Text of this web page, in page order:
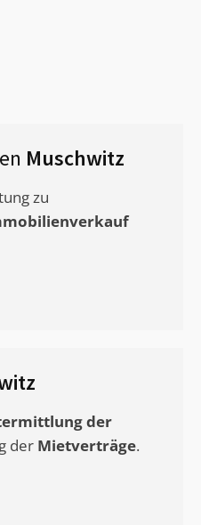
Muschwitz
zu
der
der Mietverträge.